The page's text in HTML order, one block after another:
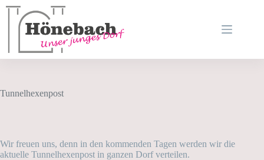
Zum
Inhalt
springen
Tunnelhexenpost
Wir freuen uns, denn in den kommenden Tagen werden wir die
aktuelle Tunnelhexenpost in ganzen Dorf verteilen.